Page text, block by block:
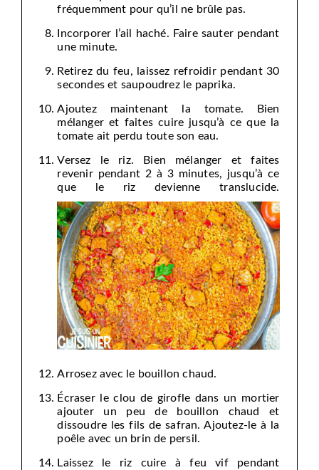
fréquemment pour qu’il ne brûle pas.
Incorporer l’ail haché. Faire sauter pendant
une minute.
Retirez du feu, laissez refroidir pendant 30
secondes et saupoudrez le paprika.
Ajoutez maintenant la tomate. Bien
mélanger et faites cuire jusqu’à ce que la
tomate ait perdu toute son eau.
Versez le riz. Bien mélanger et faites
revenir pendant 2 à 3 minutes, jusqu’à ce
que le riz devienne translucide.
Arrosez avec le bouillon chaud.
Écraser le clou de girofle dans un mortier
ajouter un peu de bouillon chaud et
dissoudre les fils de safran. Ajoutez-le à la
poêle avec un brin de persil.
Laissez le riz cuire à feu vif pendant